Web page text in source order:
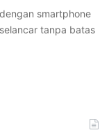
smartphone
tanpa batas